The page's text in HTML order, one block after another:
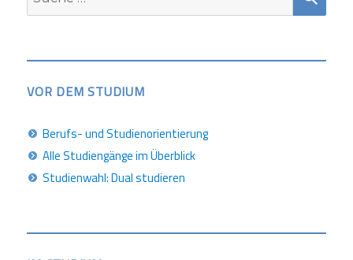
nach:
VOR DEM STUDIUM
Berufs- und Studienorientierung
Alle Studiengänge im Überblick
Studienwahl: Dual studieren